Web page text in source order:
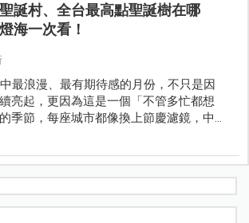
誕村、全台最高點聖誕樹在哪
海一次看！
最浪漫、最有期待感的月份，不只是因
亮起，更因為這是一個「不管多忙都想
季節，每座城市都像換上節慶濾鏡，中